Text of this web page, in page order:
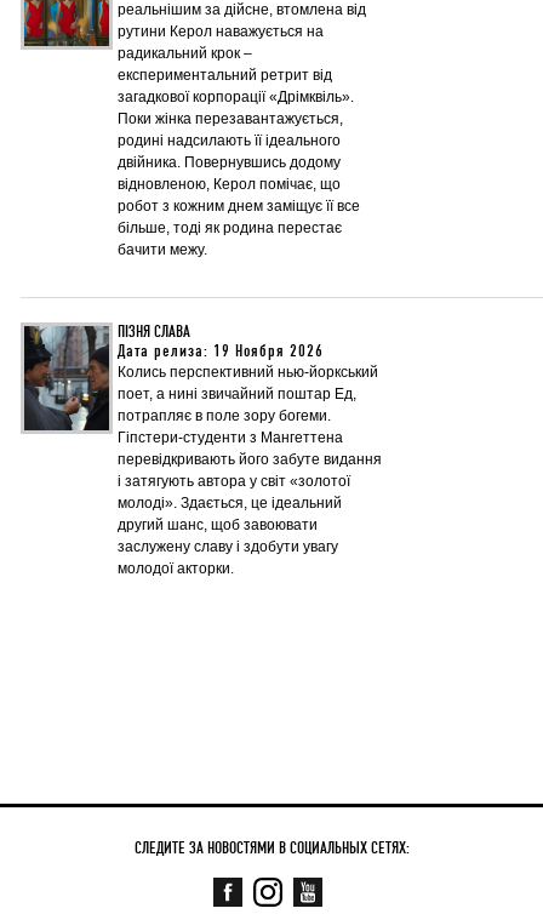
реальнішим за дійсне, втомлена від
рутини Керол наважується на
радикальний крок –
експериментальний ретрит від
загадкової корпорації «Дрімквіль».
Поки жінка перезавантажується,
родині надсилають її ідеального
двійника. Повернувшись додому
відновленою, Керол помічає, що
робот з кожним днем заміщує її все
більше, тоді як родина перестає
бачити межу.
ПІЗНЯ СЛАВА
Дата релиза: 19 Ноября 2026
Колись перспективний нью-йоркський
поет, а нині звичайний поштар Ед,
потрапляє в поле зору богеми.
Гіпстери-студенти з Мангеттена
перевідкривають його забуте видання
і затягують автора у світ «золотої
молоді». Здається, це ідеальний
другий шанс, щоб завоювати
заслужену славу і здобути увагу
молодої акторки.
СЛЕДИТЕ ЗА НОВОСТЯМИ В СОЦИАЛЬНЫХ СЕТЯХ: